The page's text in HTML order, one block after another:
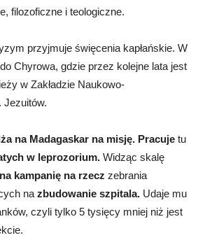
filozoficzne i teologiczne.
przyjmuje święcenia kapłańskie. W
Chyrowa, gdzie przez kolejne lata jest
w Zakładzie Naukowo-
Jezuitów.
na Madagaskar na misję. Pracuje tu
w leprozorium. Widząc skalę
kampanię na rzecz zebrania
na zbudowanie szpitala. Udaje mu
czyli tylko 5 tysięcy mniej niż jest